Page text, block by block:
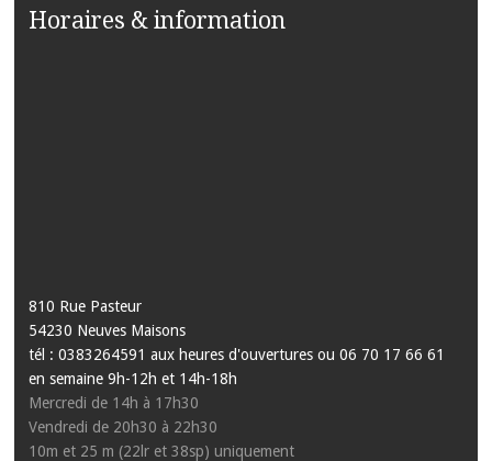
Horaires & information
810 Rue Pasteur
54230 Neuves Maisons
tél : 0383264591 aux heures d'ouvertures ou 06 70 17 66 61
en semaine 9h-12h et 14h-18h
Mercredi de 14h à 17h30
Vendredi de 20h30 à 22h30
10m et 25 m (22lr et 38sp) uniquement